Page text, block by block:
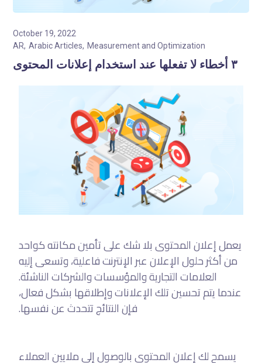
October 19, 2022
AR Arabic Articles Measurement and Optimization
٣ أخطاء لا تفعلها عند استخدام إعلانات المحتوى
يعمل إعلان المحتوى بلا شك على تأمين مكانته كواحد
من أكثر حلول الإعلان عبر الإنترنت فاعلية، وتسعى إليه
العلامات التجارية والمؤسسات والشركات الناشئة.
عندما يتم تحسين تلك الإعلانات وإطلاقها بشكل فعال،
فإن النتائج تتحدث عن نفسها.
يسمح لك إعلان المحتوى بالوصول إلى ملايين العملاء